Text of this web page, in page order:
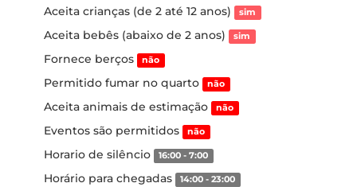
Aceita crianças (de 2 até 12 anos) sim
Aceita bebês (abaixo de 2 anos) sim
Fornece berços não
Permitido fumar no quarto não
Aceita animais de estimação não
Eventos são permitidos não
Horario de silêncio 16:00 - 7:00
Horário para chegadas 14:00 - 23:00